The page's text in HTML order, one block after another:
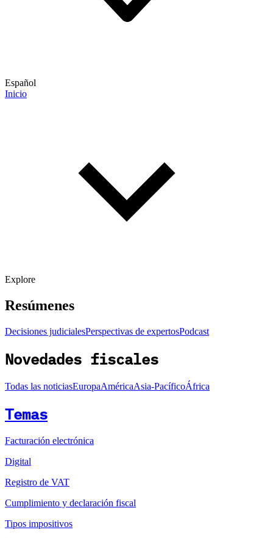
Español
Inicio
Explore
Resúmenes
Decisiones judicialesPerspectivas de expertosPodcast
Novedades fiscales
Todas las noticiasEuropaAméricaAsia-PacíficoÁfrica
Temas
Facturación electrónica
Digital
Registro de VAT
Cumplimiento y declaración fiscal
Tipos impositivos